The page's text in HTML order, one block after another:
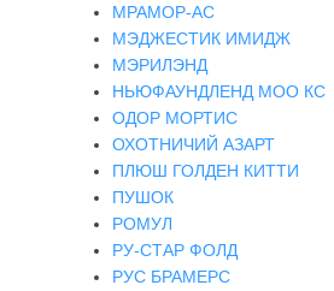
МРАМОР-АС
МЭДЖЕСТИК ИМИДЖ
МЭРИЛЭНД
НЬЮФАУНДЛЕНД МОО КС
ОДОР МОРТИС
ОХОТНИЧИЙ АЗАРТ
ПЛЮШ ГОЛДЕН КИТТИ
ПУШОК
РОМУЛ
РУ-СТАР ФОЛД
РУС БРАМЕРС